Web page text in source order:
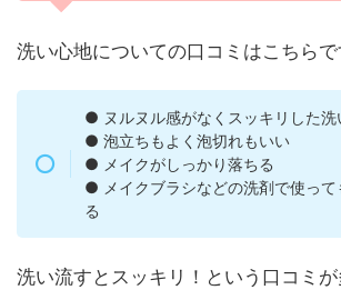
洗い心地についての口コミはこちらで
● ヌルヌル感がなくスッキリした洗
● 泡立ちもよく泡切れもいい
● メイクがしっかり落ちる
● メイクブラシなどの洗剤で使って
る
洗い流すとスッキリ！という口コミが